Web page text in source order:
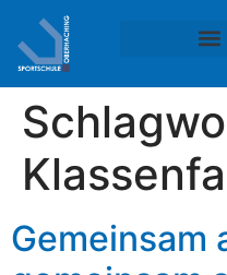
Gemeinsam